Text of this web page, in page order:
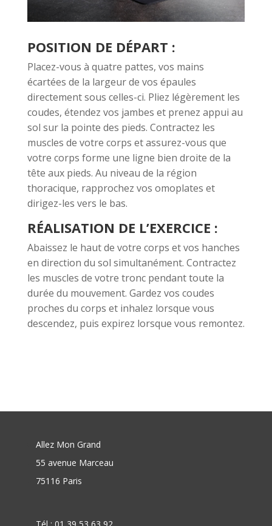
POSITION DE DÉPART :
Placez-vous à quatre pattes, vos mains
écartées de la largeur de vos épaules
directement sous celles-ci. Pliez légèrement les
coudes, étendez vos jambes et prenez appui au
sol sur la pointe des pieds. Contractez les
muscles de votre corps et assurez-vous que
votre corps forme une ligne bien droite de la
tête aux pieds. Au niveau de la région
thoracique, rapprochez vos omoplates et
dirigez-les vers le bas.
RÉALISATION DE L’EXERCICE :
Abaissez le haut de votre corps et vos hanches
en direction du sol simultanément. Contractez
les muscles de votre tronc pendant toute la
durée du mouvement. Gardez vos coudes
proches du corps et inhalez lorsque vous
descendez, puis expirez lorsque vous remontez.
Allez Mon Grand
55 avenue Marceau
75116 Paris